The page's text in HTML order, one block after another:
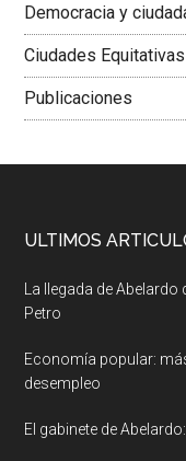
Democracia y
Ciudades
Publicaciones
ULTIMOS
La llegada de
Petro
Economía popular:
desempleo
El gabinete de